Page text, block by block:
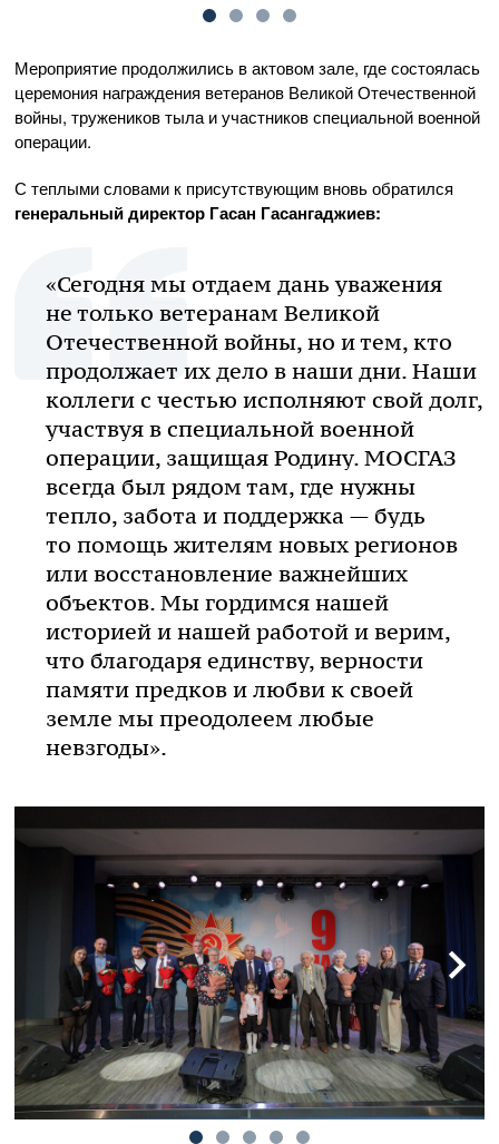
Мероприятие продолжились в актовом зале, где состоялась
церемония награждения ветеранов Великой Отечественной
войны, тружеников тыла и участников специальной военной
операции.
С теплыми словами к присутствующим вновь обратился
генеральный директор Гасан Гасангаджиев:
«Сегодня мы отдаем дань уважения
не только ветеранам Великой
Отечественной войны, но и тем, кто
продолжает их дело в наши дни. Наши
коллеги с честью исполняют свой долг,
участвуя в специальной военной
операции, защищая Родину. МОСГАЗ
всегда был рядом там, где нужны
тепло, забота и поддержка — будь
то помощь жителям новых регионов
или восстановление важнейших
объектов. Мы гордимся нашей
историей и нашей работой и верим,
что благодаря единству, верности
памяти предков и любви к своей
земле мы преодолеем любые
невзгоды».